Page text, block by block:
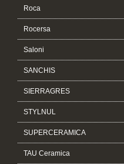
Roca
Rocersa
Saloni
SANCHIS
SIERRAGRES
STYLNUL
SUPERCERAMICA
TAU Ceramica